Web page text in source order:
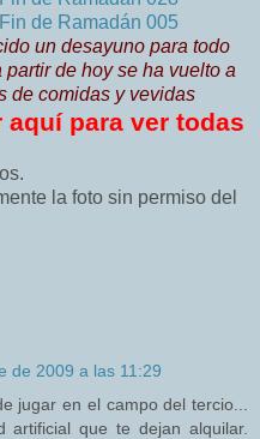
un desayuno para todo
de hoy se ha vuelto a
de comidas y vevidas
para ver todas
la foto sin permiso del
de 2009 a las 11:29
jugar en el campo del tercio...
artificial que te dejan alquilar.